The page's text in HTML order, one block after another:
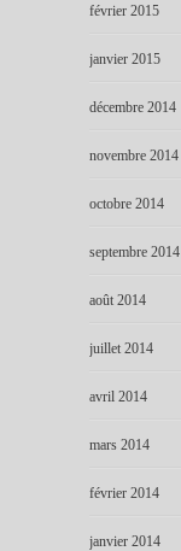
février 2015
janvier 2015
décembre 2014
novembre 2014
octobre 2014
septembre 2014
août 2014
juillet 2014
avril 2014
mars 2014
février 2014
janvier 2014